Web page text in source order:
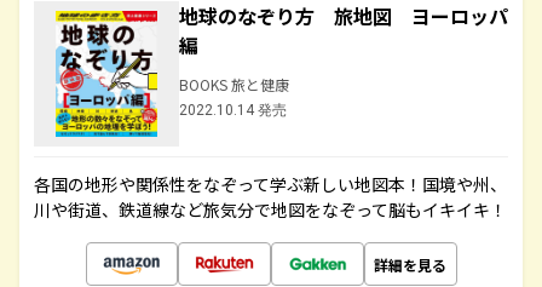
地球のなぞり方 旅地図 ヨーロッパ
編
BOOKS 旅と健康
2022.10.14 発売
各国の地形や関係性をなぞって学ぶ新しい地図本！国境や州、
川や街道、鉄道線など旅気分で地図をなぞって脳もイキイキ！
詳細を見る